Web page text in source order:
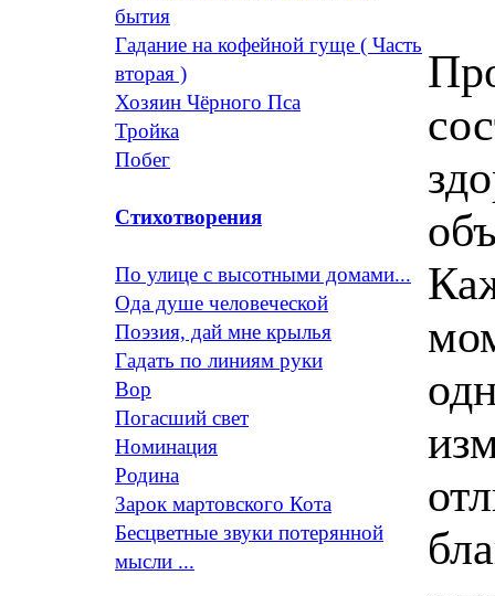
бытия
Гадание на кофейной гуще ( Часть
вторая )
Хозяин Чёрного Пса
Тройка
Побег
Стихотворения
По улице с высотными домами...
Ода душе человеческой
Поэзия, дай мне крылья
Гадать по линиям руки
Вор
Погасший свет
Номинация
Родина
Зарок мартовского Кота
Бесцветные звуки потерянной
мысли ...